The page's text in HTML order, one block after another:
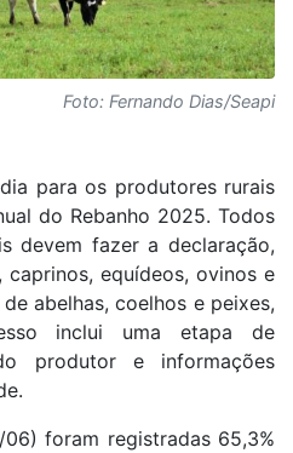
Foto: Fernando Dias/Seapi
para os produtores rurais
do Rebanho 2025. Todos
devem fazer a declaração,
equídeos, ovinos e
abelhas, coelhos e peixes,
inclui uma etapa de
produtor e informações
foram registradas 65,3%